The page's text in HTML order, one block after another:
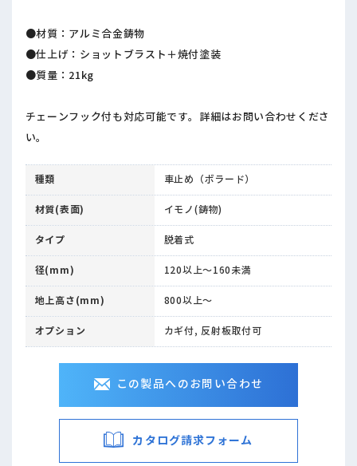
●材質：アルミ合金鋳物
●仕上げ：ショットブラスト＋焼付塗装
●質量：21kg
チェーンフック付も対応可能です。詳細はお問い合わせくださ
い。
種類 車止め（ボラード）
材質(表面) イモノ(鋳物)
タイプ 脱着式
径(mm) 120以上～160未満
地上高さ(mm) 800以上～
オプション カギ付, 反射板取付可
この製品へのお問い合わせ
カタログ請求フォーム